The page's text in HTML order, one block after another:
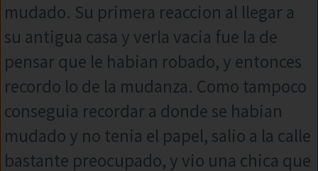
mudado. Su primera reaccion al llegar a
su antigua casa y verla vacia fue la de
pensar que le habian robado, y entonces
recordo lo de la mudanza. Como tampoco
conseguia recordar a donde se habian
mudado y no tenia el papel, salio a la calle
bastante preocupado, y vio una chica que